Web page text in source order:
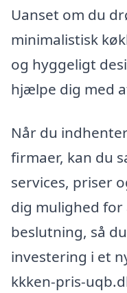
Uanset om du
minimalistisk
og hyggeligt
hjælpe dig med
Når du
firmaer, kan du
services, priser
dig mulighed
beslutning, så
investering i et
kkken-pris-